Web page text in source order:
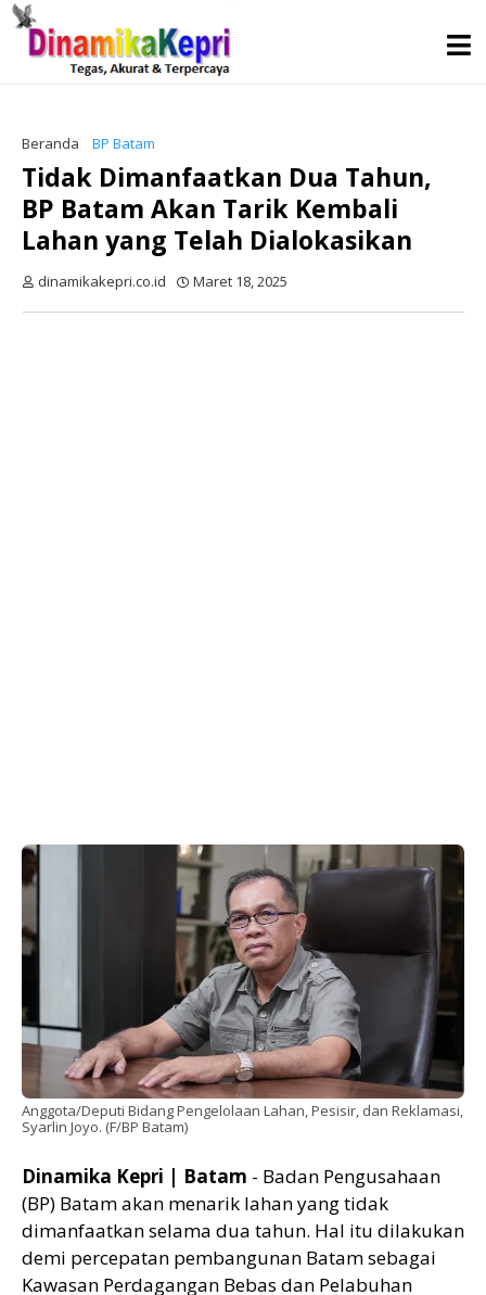
Beranda BP Batam
Tidak Dimanfaatkan Dua Tahun,
BP Batam Akan Tarik Kembali
Lahan yang Telah Dialokasikan
dinamikakepri.co.id Maret 18, 2025
Anggota/Deputi Bidang Pengelolaan Lahan, Pesisir, dan Reklamasi,
Syarlin Joyo. (F/BP Batam)
Dinamika Kepri | Batam - Badan Pengusahaan
(BP) Batam akan menarik lahan yang tidak
dimanfaatkan selama dua tahun. Hal itu dilakukan
demi percepatan pembangunan Batam sebagai
Kawasan Perdagangan Bebas dan Pelabuhan